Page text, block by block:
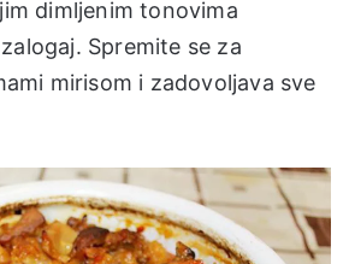
dimljenim tonovima
Spremite se za
mirisom i zadovoljava sve